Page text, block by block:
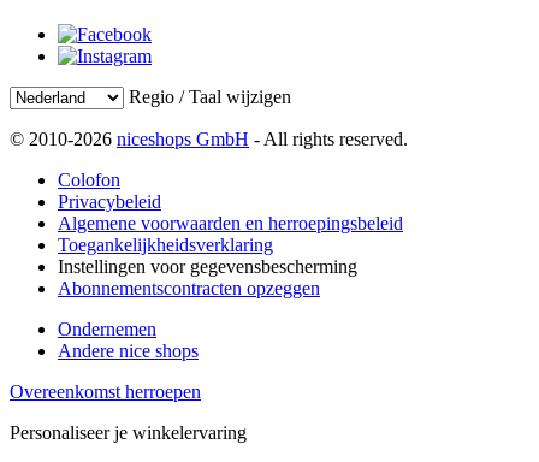
Regio / Taal wijzigen
© 2010-2026 niceshops GmbH - All rights reserved.
Colofon
Privacybeleid
Algemene voorwaarden en herroepingsbeleid
Toegankelijkheidsverklaring
Instellingen voor gegevensbescherming
Abonnementscontracten opzeggen
Ondernemen
Andere nice shops
Overeenkomst herroepen
Personaliseer je winkelervaring